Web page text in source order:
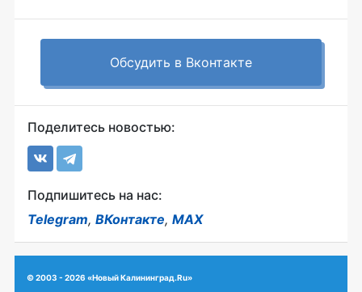
Обсудить в Вконтакте
Поделитесь новостью:
Подпишитесь на нас:
Telegram, ВКонтакте, MAX
© 2003 - 2026 «Новый Калининград.Ru»